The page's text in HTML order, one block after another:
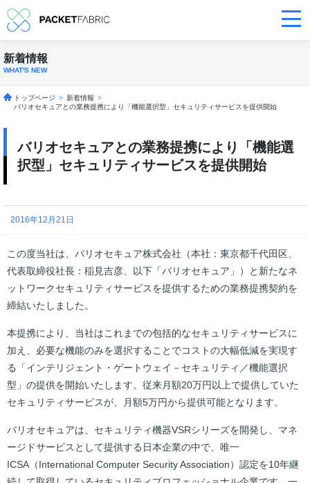
新着情報
WHAT'S NEW
トップページ > 新着情報 >
バリオセキュアとの業務提携により「機能選択型」セキュリティサービスを提供開始
バリオセキュアとの業務提携により「機能選
択型」セキュリティサービスを提供開始
2016年12月21日
この度当社は、バリオセキュア株式会社（本社：東京都千代田区、
代表取締役社長：稲見吉彦、以下「バリオセキュア」）と新たなネ
ットワークセキュリティサービスを提供するための業務提携契約を
締結いたしました。
本提携により、当社はこれまでの包括的なセキュリティサービスに
加え、必要な機能のみを選択することでコストの大幅低減を実現す
る「インテリジェント・ゲートウェイ－セキュリティ／機能選択
型」の提供を開始いたします。従来月額20万円以上で提供していた
セキュリティサービスが、月額5万円から提供可能となります。
バリオセキュアは、セキュリティ機器VSRシリーズを開発し、マネ
ージドサービスとして提供する日本企業の中で、唯一
ICSA（International Computer Security Association）認定を10年継